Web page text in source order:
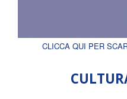
CLICCA QUI PER